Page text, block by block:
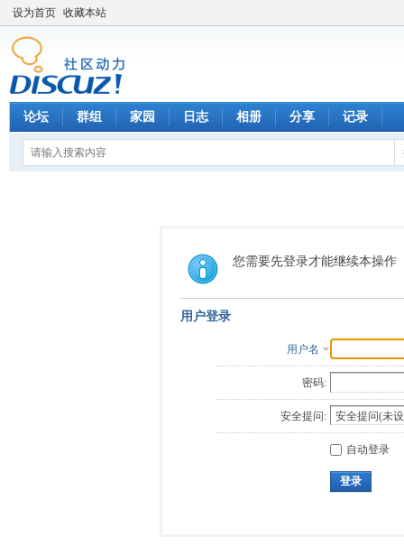
设为首页 收藏本站
论坛 群组 家园 日志 相册 分享 记录
您需要先登录才能继续本操作
用户登录
用户名
密码:
安全提问:
自动登录
登录